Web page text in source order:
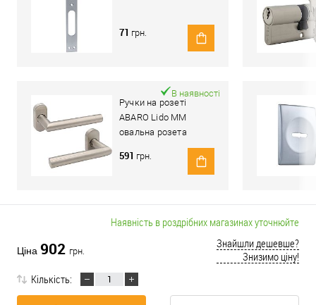
71 грн.
Ручки на розеті
ABARO Lido MM
овальна розета
нержавіюча сталь
В наявності
591 грн.
Наявність в роздрібних магазинах уточнюйте
Ціна 902 грн.
Знайшли дешевше?
Знизимо ціну!
Кількість: